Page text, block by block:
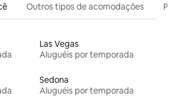
Outros tipos de acomodações
Las Vegas
Aluguéis por temporada
Sedona
Aluguéis por temporada